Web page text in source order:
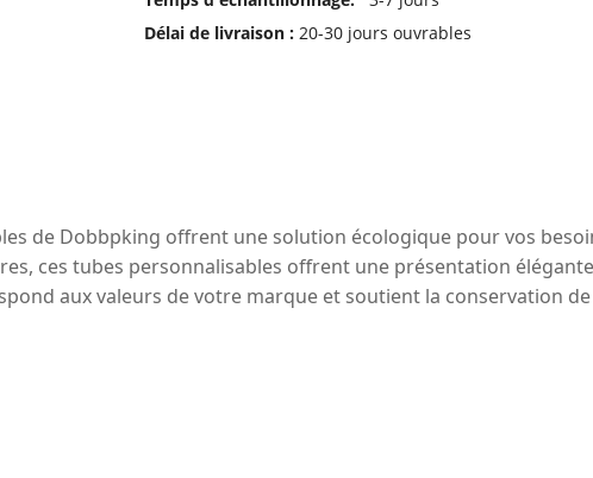
Délai de livraison : 20-30 jours ouvrables
de Dobbpking offrent une solution écologique pour vos
ces tubes personnalisables offrent une présentation
aux valeurs de votre marque et soutient la conservation